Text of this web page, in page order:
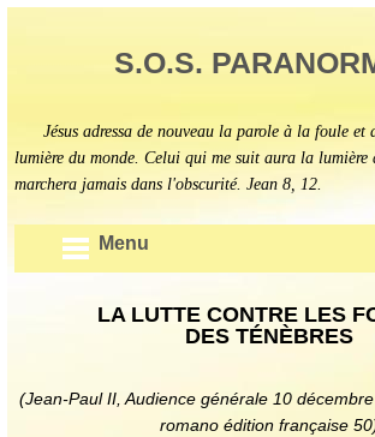
S.O.S.
Jésus adressa de nouveau la parole à la foule et
lumière du monde. Celui qui me suit aura la lumière
marchera jamais dans l'obscurité. Jean 8, 12.
Menu
LA LUTTE CONTRE LES
DES TÉNÈBRES
(Jean-Paul II, Audience générale 10
romano édition française